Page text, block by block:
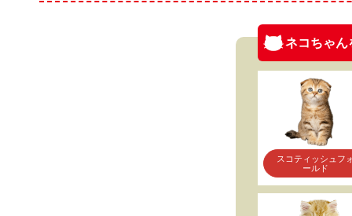
ネコちゃん
スコティッシュフ
ールド